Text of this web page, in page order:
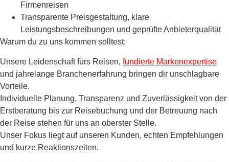
Firmenreisen
Transparente Preisgestaltung, klare
Leistungsbeschreibungen und geprüfte Anbieterqualität
Warum du zu uns kommen solltest:
Unsere Leidenschaft fürs Reisen, fundierte Markenexpertise
und jahrelange Branchenerfahrung bringen dir unschlagbare
Vorteile.
Individuelle Planung, Transparenz und Zuverlässigkeit von der
Erstberatung bis zur Reisebuchung und der Betreuung nach
der Reise stehen für uns an oberster Stelle.
Unser Fokus liegt auf unseren Kunden, echten Empfehlungen
und kurze Reaktionszeiten.